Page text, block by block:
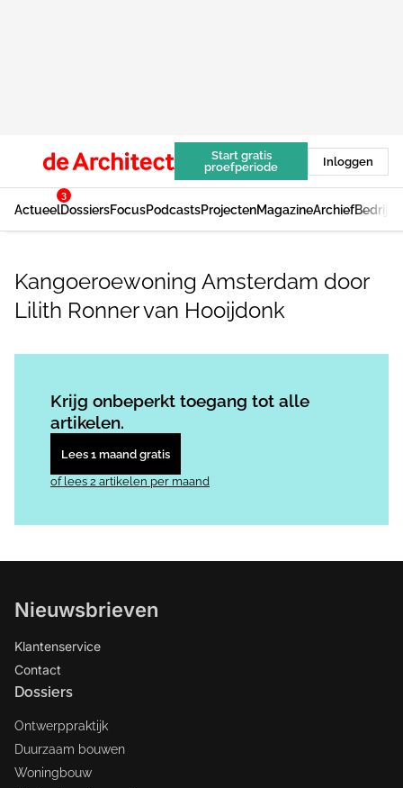
Start gratis
proefperiode
Inloggen
Actueel
3
DossiersFocusPodcastsProjectenMagazineArchief
Kangoeroewoning Amsterdam door
Lilith Ronner van Hooijdonk
Krijg onbeperkt toegang tot alle
artikelen.
Lees 1 maand gratis
of lees 2 artikelen per maand
Nieuwsbrieven
Klantenservice
Contact
Dossiers
Ontwerppraktijk
Duurzaam bouwen
Woningbouw